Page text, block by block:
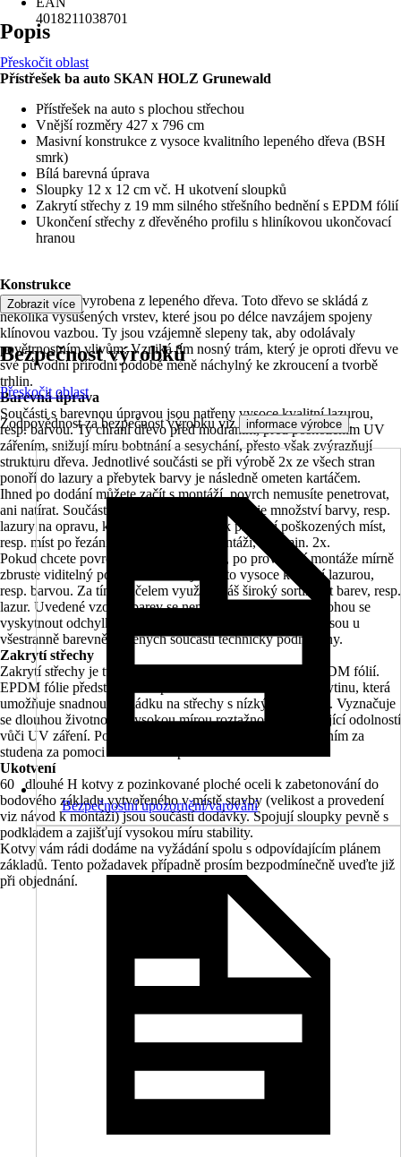
4018211038701
Popis
Přeskočit oblast
Přístřešek ba auto SKAN HOLZ Grunewald
Přístřešek na auto s plochou střechou
Vnější rozměry 427 x 796 cm
Masivní konstrukce z vysoce kvalitního lepeného dřeva (BSH
smrk)
Bílá barevná úprava
Sloupky 12 x 12 cm vč. H ukotvení sloupků
Zakrytí střechy z 19 mm silného střešního bednění s EPDM fólií
Ukončení střechy z dřevěného profilu s hliníkovou ukončovací
hranou
Konstrukce
Konstrukce je vyrobena z lepeného dřeva. Toto dřevo se skládá z
několika vysušených vrstev, které jsou po délce navzájem spojeny
klínovou vazbou. Ty jsou vzájemně slepeny tak, aby odolávaly
povětrnostním vlivům. Vzniká tím nosný trám, který je oproti dřevu ve
své původní přírodní podobě méně náchylný ke zkroucení a tvorbě
trhlin.
Barevná úprava
Součásti s barevnou úpravou jsou natřeny vysoce kvalitní lazurou,
resp. barvou. Ty chrání dřevo před modráním, před poškozením UV
zářením, snižují míru bobtnání a sesychání, přesto však zvýrazňují
strukturu dřeva. Jednotlivé součásti se při výrobě 2x ze všech stran
ponoří do lazury a přebytek barvy je následně ometen kartáčem.
Ihned po dodání můžete začít s montáží, povrch nemusíte penetrovat,
ani natírat. Součástí každé stavebnicové sady je množství barvy, resp.
lazury na opravu, kterou můžete použít k přetření poškozených míst,
resp. míst po řezání a šroubování při montáži, a to min. 2x.
Pokud chcete povrch dále zdokonalovat, po provedení montáže mírně
zbruste viditelný povrch a natřete jej touto vysoce kvalitní lazurou,
resp. barvou. Za tímto účelem využijte náš široký sortiment barev, resp.
lazur. Uvedené vzorky barev se nemusí zcela shodovat, mohou se
vyskytnout odchylky v barevnosti. Stopy po usazeninách jsou u
všestranně barevně natřených součástí technicky podmíněny.
Zakrytí střechy
Zakrytí střechy je tvořeno 19 mm střešním bedněním s EPDM fólií.
EPDM fólie představuje bezpečnou a trvanlivou střešní krytinu, která
umožňuje snadnou pokládku na střechy s nízkým sklonem. Vyznačuje
se dlouhou životností, vysokou mírou roztažnosti a vynikající odolností
vůči UV záření. Pokládka se provádí v jednom kuse slepením za
studena za pomoci dodaného lepidla.
Ukotvení
60 dlouhé H kotvy z pozinkované ploché oceli k zabetonování do
bodového základu vytvořeného v místě stavby (velikost a provedení
viz návod k montáži) jsou součástí dodávky. Spojují sloupky pevně s
podkladem a zajišťují vysokou míru stability.
Kotvy vám rádi dodáme na vyžádání spolu s odpovídajícím plánem
základů. Tento požadavek případně prosím bezpodmínečně uveďte již
při objednání.
Zobrazit více
Bezpečnost výrobků
Přeskočit oblast
Zodpovědnost za bezpečnost výrobku viz informace výrobce .
Bezpečnostní upozornění/varování